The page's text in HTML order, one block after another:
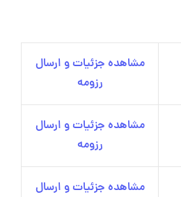
مشاهده جزئیات و ارسال
رزومه
مشاهده جزئیات و ارسال
رزومه
مشاهده جزئیات و ارسال